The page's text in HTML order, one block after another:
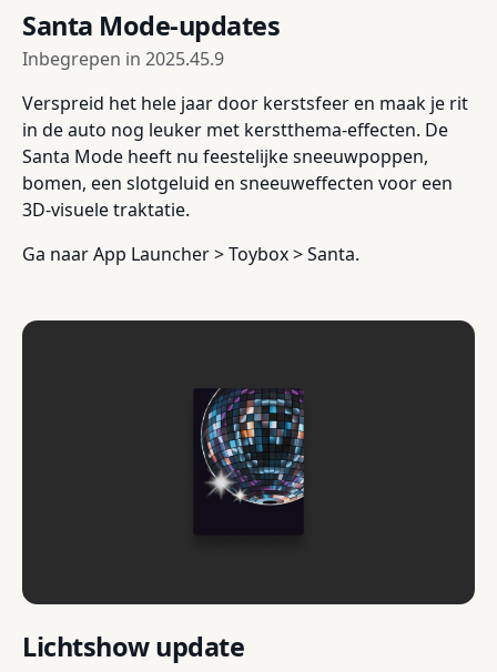
Santa Mode-updates
Inbegrepen in 2025.45.9
Verspreid het hele jaar door kerstsfeer en maak je rit
in de auto nog leuker met kerstthema-effecten. De
Santa Mode heeft nu feestelijke sneeuwpoppen,
bomen, een slotgeluid en sneeuweffecten voor een
3D-visuele traktatie.
Ga naar App Launcher > Toybox > Santa.
Lichtshow update